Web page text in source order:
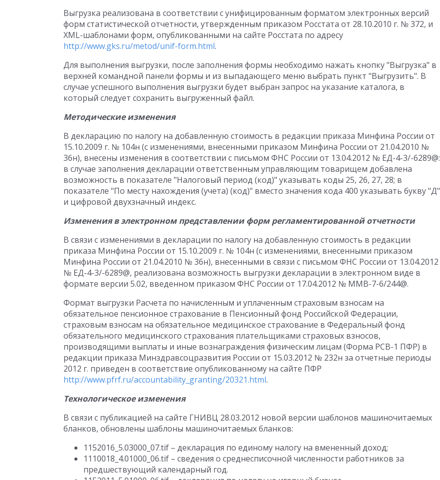
Выгрузка реализована в соответствии с унифицированным форматом электронных версий
форм статистической отчетности, утвержденным приказом Росстата от 28.10.2010 г. № 372, и
XML-шаблонами форм, опубликованными на сайте Росстата по адресу
http://www.gks.ru/metod/unif-form.html.
Для выполнения выгрузки, после заполнения формы необходимо нажать кнопку "Выгрузка" в
верхней командной панели формы и из выпадающего меню выбрать пункт "Выгрузить". В
случае успешного выполнения выгрузки будет выбран запрос на указание каталога, в
который следует сохранить выгруженный файл.
Методические изменения
В декларацию по налогу на добавленную стоимость в редакции приказа Минфина России от
15.10.2009 г. № 104н (с изменениями, внесенными приказом Минфина России от 21.04.2010 №
36н), внесены изменения в соответствии с письмом ФНС России от 13.04.2012 № ЕД-4-3/-6289@:
в случае заполнения декларации ответственным управляющим товарищем добавлена
возможность в показателе "Налоговый период (код)" указывать коды 25, 26, 27, 28; в
показателе "По месту нахождения (учета) (код)" вместо значения кода 400 указывать букву "Д"
и цифровой двухзначный индекс.
Изменения в электронном представлении форм регламентированной отчетности
В связи с изменениями в декларации по налогу на добавленную стоимость в редакции
приказа Минфина России от 15.10.2009 г. № 104н (с изменениями, внесенными приказом
Минфина России от 21.04.2010 № 36н), внесенными в связи с письмом ФНС России от 13.04.2012
№ ЕД-4-3/-6289@, реализована возможность выгрузки декларации в электронном виде в
формате версии 5.02, введенном приказом ФНС России от 17.04.2012 № ММВ-7-6/244@.
Формат выгрузки Расчета по начисленным и уплаченным страховым взносам на
обязательное пенсионное страхование в Пенсионный фонд Российской Федерации,
страховым взносам на обязательное медицинское страхование в Федеральный фонд
обязательного медицинского страхования плательщиками страховых взносов,
производящими выплаты и иные вознаграждения физическим лицам (Форма РСВ-1 ПФР) в
редакции приказа Минздравсоцразвития России от 15.03.2012 № 232н за отчетные периоды
2012 г. приведен в соответствие опубликованному на сайте ПФР
http://www.pfrf.ru/accountability_granting/20321.html.
Технологическое изменения
В связи с публикацией на сайте ГНИВЦ 28.03.2012 новой версии шаблонов машиночитаемых
бланков, обновлены шаблоны машиночитаемых бланков:
1152016_5.03000_07.tif – декларация по единому налогу на вмененный доход;
1110018_4.01000_06.tif – сведения о среднесписочной численности работников за
предшествующий календарный год.